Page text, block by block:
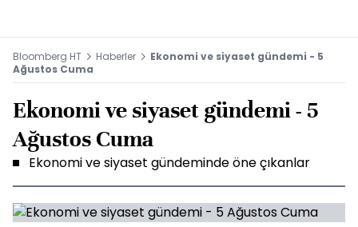
Bloomberg HT Haberler
Ekonomi ve siyaset gündemi - 5
Ağustos Cuma
Ekonomi ve siyaset gündemi - 5
Ağustos Cuma
Ekonomi ve siyaset gündeminde öne çıkanlar